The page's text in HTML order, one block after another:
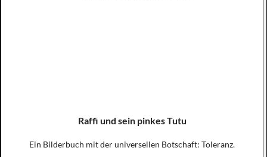
Raffi und sein pinkes Tutu
Ein Bilderbuch mit der universellen Botschaft: Toleranz.